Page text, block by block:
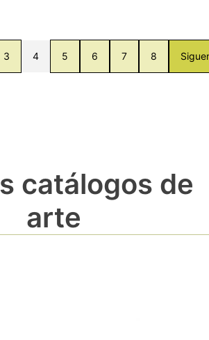
3 4 5 6 7 8
catálogos de
arte